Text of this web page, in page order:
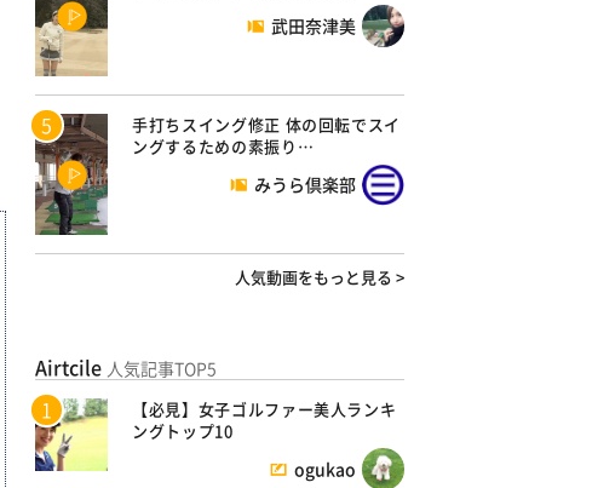
武田奈津美
手打ちスイング修正 体の回転でスイ
ングするための素振り…
みうら倶楽部
人気動画をもっと見る >
Airtcile 人気記事TOP5
【必見】女子ゴルファー美人ランキ
ングトップ10
ogukao